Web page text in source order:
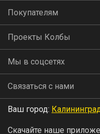
Покупателям
Проекты Колбы
Мы в соцсетях
Связаться с нами
Ваш город:
Скачайте наше